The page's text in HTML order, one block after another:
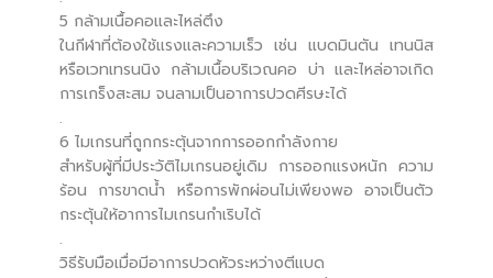
5 กล้ามเนื้อคอและไหล่ตึง
ในกีฬาที่ต้องใช้แรงและความเร็ว เช่น แบดมินตัน เทนนิส
หรือเวทเทรนนิง กล้ามเนื้อบริเวณคอ บ่า และไหล่อาจเกิด
การเกร็งสะสม จนลามเป็นอาการปวดศีรษะได้
.
6 ไมเกรนที่ถูกกระตุ้นจากการออกกำลังกาย
สำหรับผู้ที่มีประวัติไมเกรนอยู่เดิม การออกแรงหนัก ความ
ร้อน การขาดน้ำ หรือการพักผ่อนไม่เพียงพอ อาจเป็นตัว
กระตุ้นให้อาการไมเกรนกำเริบได้
.
วิธีรับมือเมื่อมีอาการปวดหัวระหว่างตีแบด